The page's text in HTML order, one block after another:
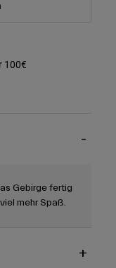
100€
Gebirge fertig
mehr Spaß.